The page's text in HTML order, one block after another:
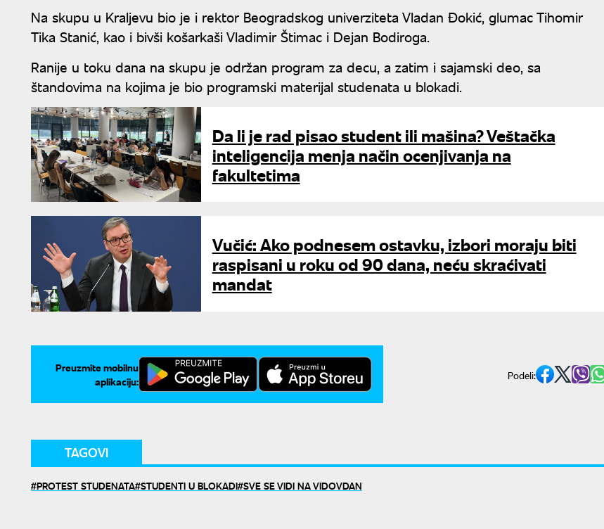
Na skupu u Kraljevu bio je i rektor Beogradskog univerziteta Vladan Đokić, glumac Tihomir
Tika Stanić, kao i bivši košarkaši Vladimir Štimac i Dejan Bodiroga.
Ranije u toku dana na skupu je održan program za decu, a zatim i sajamski deo, sa
štandovima na kojima je bio programski materijal studenata u blokadi.
Da li je rad pisao student ili mašina? Veštačka
inteligencija menja način ocenjivanja na
fakultetima
Vučić: Ako podnesem ostavku, izbori moraju biti
raspisani u roku od 90 dana, neću skraćivati
mandat
Preuzmite mobilnu
aplikaciju:
Podeli:
TAGOVI
PROTEST STUDENATA STUDENTI U BLOKADI SVE SE VIDI NA VIDOVDAN